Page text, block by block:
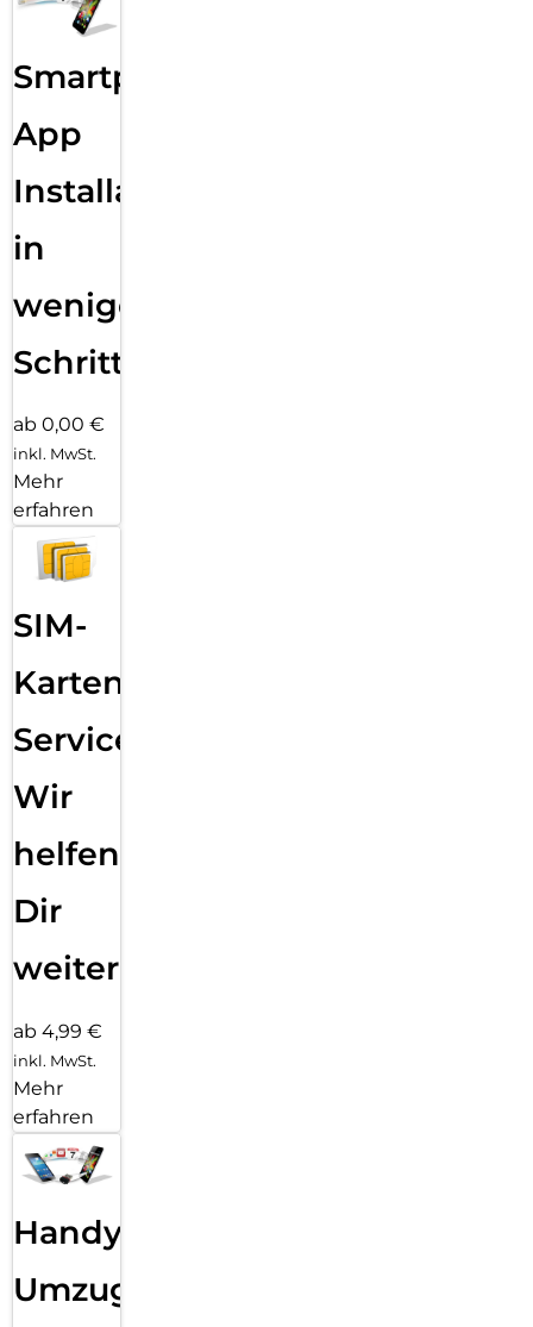
Smartphone
App
Installation
in
wenigen
Schritten
ab 0,00 €
inkl. MwSt.
Mehr
erfahren
SIM-
Karten
Service:
Wir
helfen
Dir
weiter
ab 4,99 €
inkl. MwSt.
Mehr
erfahren
Handy
Umzug